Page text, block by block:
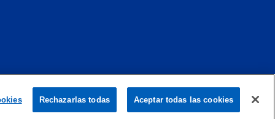
Rechazarlas todas Aceptar todas las cookies